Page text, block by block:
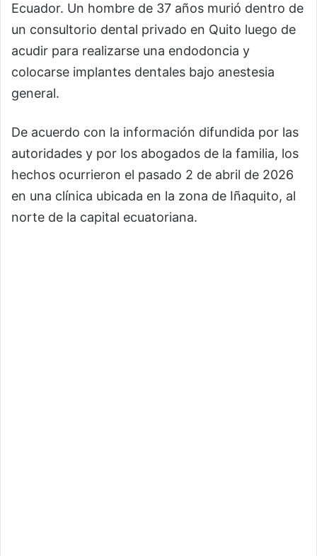
Ecuador. Un hombre de 37 años murió dentro de
un consultorio dental privado en Quito luego de
acudir para realizarse una endodoncia y
colocarse implantes dentales bajo anestesia
general.
De acuerdo con la información difundida por las
autoridades y por los abogados de la familia, los
hechos ocurrieron el pasado 2 de abril de 2026
en una clínica ubicada en la zona de Iñaquito, al
norte de la capital ecuatoriana.